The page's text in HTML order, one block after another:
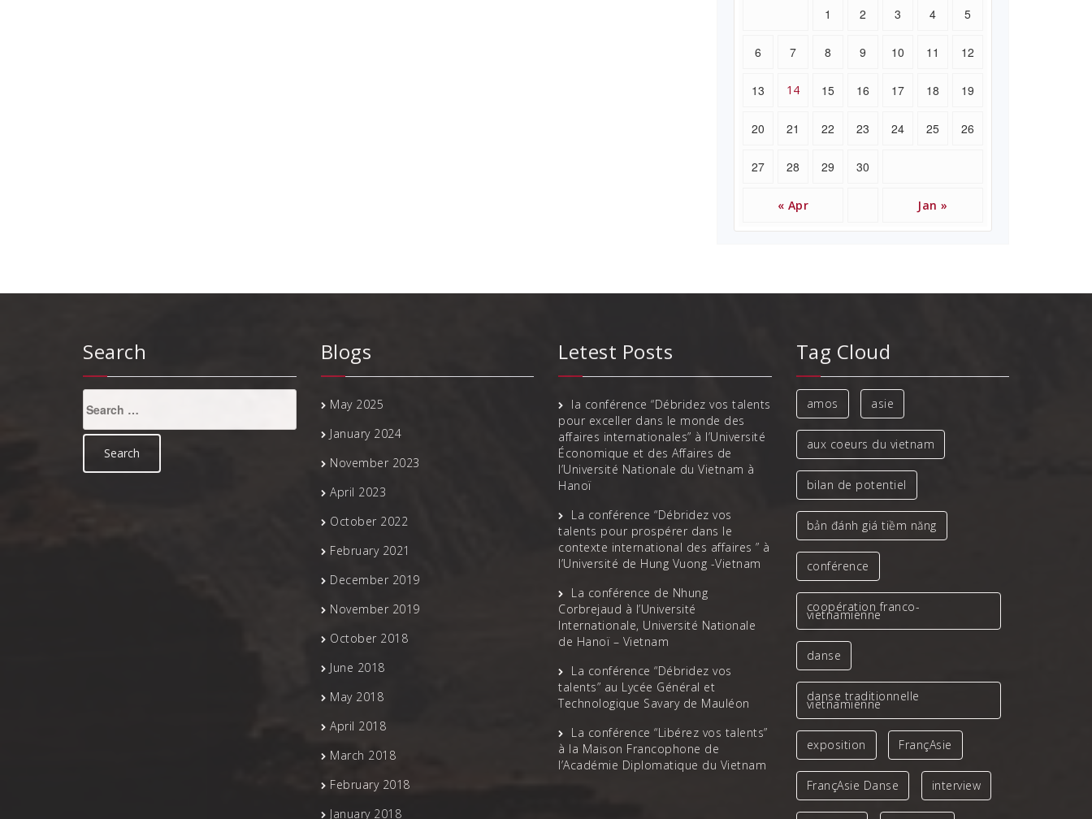
« Apr Jan »
1 2 3 4 5
6 7 8 9 10 11 12
13 14 15 16 17 18 19
20 21 22 23 24 25 26
27 28 29 30
Search
for:
Blogs
May 2025
January 2024
November 2023
April 2023
October 2022
February 2021
December 2019
November 2019
October 2018
June 2018
May 2018
April 2018
March 2018
February 2018
January 2018
Letest Posts
la conférence “Débridez vos talents
pour exceller dans le monde des
affaires internationales” à l’Université
Économique et des Affaires de
l’Université Nationale du Vietnam à
Hanoï
La conférence “Débridez vos
talents pour prospérer dans le
contexte international des affaires ” à
l’Université de Hung Vuong -Vietnam
La conférence de Nhung
Corbrejaud à l’Université
Internationale, Université Nationale
de Hanoï – Vietnam
La conférence “Débridez vos
talents” au Lycée Général et
Technologique Savary de Mauléon
La conférence “Libérez vos talents”
à la Maison Francophone de
l’Académie Diplomatique du Vietnam
Tag Cloud
amos asie
aux coeurs du vietnam
bilan de potentiel
bản đánh giá tiềm năng
conférence
coopération franco-
vietnamienne
danse
danse traditionnelle
vietnamienne
exposition FrançAsie
FrançAsie Danse interview